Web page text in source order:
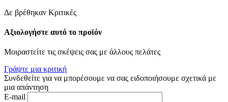
Δε βρέθηκαν Κριτικές
Αξιολογήστε αυτό το προϊόν
Μοιραστείτε τις σκέψεις σας με άλλους πελάτες
Γράψτε μια κριτική
Συνδεθείτε για να μπορέσουμε να σας ειδοποιήσουμε σχετικά με
μια απάντηση
E-mail